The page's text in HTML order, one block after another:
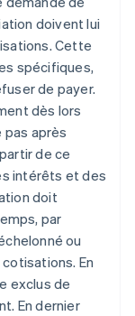
doivent lui
Cette
spécifiques,
de payer.
dès lors
pas après
de ce
intérêts et des
doit
par
ou
En
exclus de
En dernier